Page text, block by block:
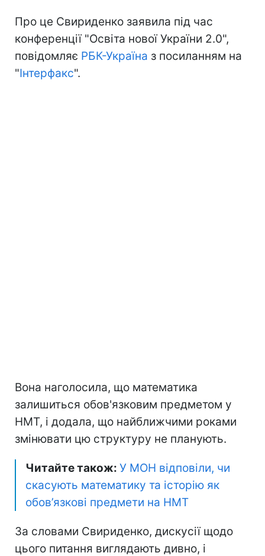
Про це Свириденко заявила під час
конференції "Освіта нової України 2.0",
повідомляє РБК-Україна з посиланням на
"Інтерфакс".
Вона наголосила, що математика
залишиться обов'язковим предметом у
НМТ, і додала, що найближчими роками
змінювати цю структуру не планують.
Читайте також: У МОН відповіли, чи
скасують математику та історію як
обов’язкові предмети на НМТ
За словами Свириденко, дискусії щодо
цього питання виглядають дивно, і